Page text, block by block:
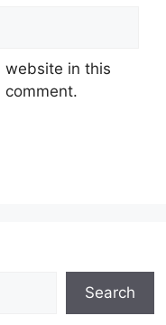
website in this
Search